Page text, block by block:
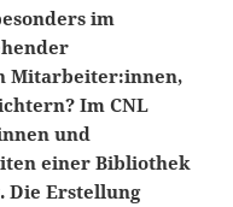
im
Mitarbeiter:innen,
Im CNL
und
einer Bibliothek
Die Erstellung